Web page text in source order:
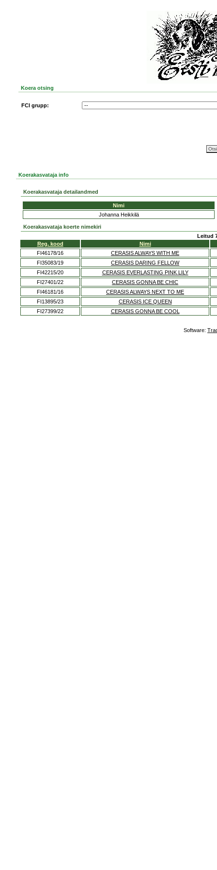
Koera otsing
FCI grupp:
Koerakasvataja info
Koerakasvataja detailandmed
Nimi
Johanna Heikkilä
Koerakasvataja koerte nimekiri
Leitud
Reg. kood
Nimi
FI46178/16
CERASIS ALWAYS WITH ME
FI35083/19
CERASIS DARING FELLOW
FI42215/20
CERASIS EVERLASTING PINK LILY
FI27401/22
CERASIS GONNA BE CHIC
FI46181/16
CERASIS ALWAYS NEXT TO ME
FI13895/23
CERASIS ICE QUEEN
FI27399/22
CERASIS GONNA BE COOL
Software: